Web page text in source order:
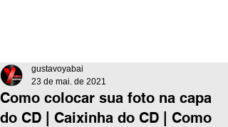
Como colocar sua foto na capa
do CD | Caixinha do CD | Como
gustavoyabai
23 de mai. de 2021